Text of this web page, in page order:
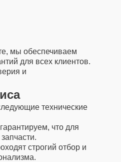
мы обеспечиваем
для всех клиентов.
и
технические
что для
строгий отбор и